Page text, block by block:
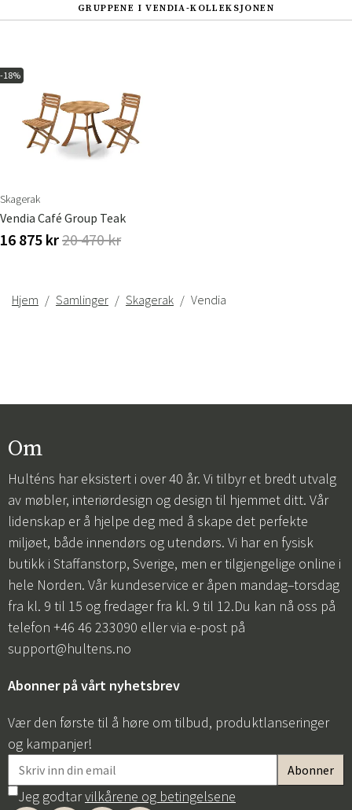
GRUPPENE I VENDIA-KOLLEKSJONEN
-18%
Skagerak
Vendia Café Group Teak
16 875 kr20 470 kr
Hjem Samlinger Skagerak Vendia
Om
Hulténs har eksistert i over 40 år. Vi tilbyr et bredt utvalg
av møbler, interiørdesign og design til hjemmet ditt. Vår
lidenskap er å hjelpe deg med å skape det perfekte
miljøet, både innendørs og utendørs. Vi har en fysisk
butikk i Staffanstorp, Sverige, men er tilgjengelige online i
hele Norden. Vår kundeservice er åpen mandag–torsdag
fra kl. 9 til 15 og fredager fra kl. 9 til 12.Du kan nå oss på
telefon +46 46 233090 eller via e-post på
support@hultens.no
Abonner på vårt nyhetsbrev
Vær den første til å høre om tilbud, produktlanseringer
og kampanjer!
Jeg godtarvilkårene og betingelsene